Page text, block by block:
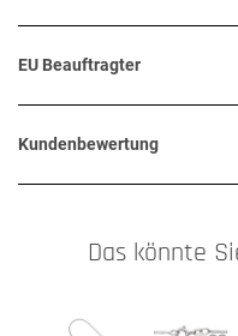
EU Beauftragter
Kundenbewertung
Das könnte